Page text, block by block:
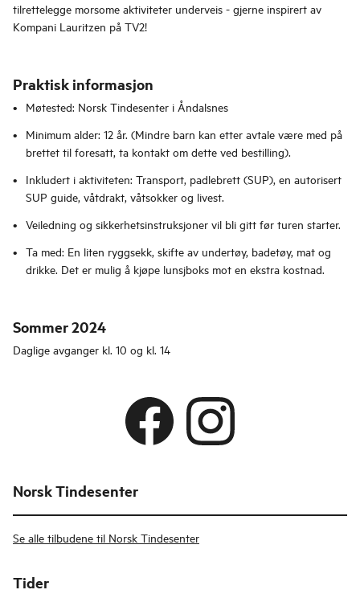
tilrettelegge morsome aktiviteter underveis - gjerne inspirert av
Kompani Lauritzen på TV2!
Praktisk informasjon
Møtested: Norsk Tindesenter i Åndalsnes
Minimum alder: 12 år. (Mindre barn kan etter avtale være med på
brettet til foresatt, ta kontakt om dette ved bestilling).
Inkludert i aktiviteten: Transport, padlebrett (SUP), en autorisert
SUP guide, våtdrakt, våtsokker og livest.
Veiledning og sikkerhetsinstruksjoner vil bli gitt før turen starter.
Ta med: En liten ryggsekk, skifte av undertøy, badetøy, mat og
drikke. Det er mulig å kjøpe lunsjboks mot en ekstra kostnad.
Sommer 2024
Daglige avganger kl. 10 og kl. 14
Norsk Tindesenter
Se alle tilbudene til Norsk Tindesenter
Tider